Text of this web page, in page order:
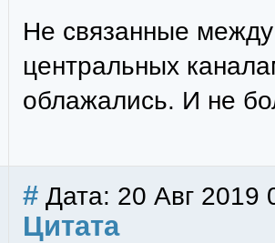
Не связанные
центральных
облажались. И не
# Дата: 20 Авг 2019
Цитата